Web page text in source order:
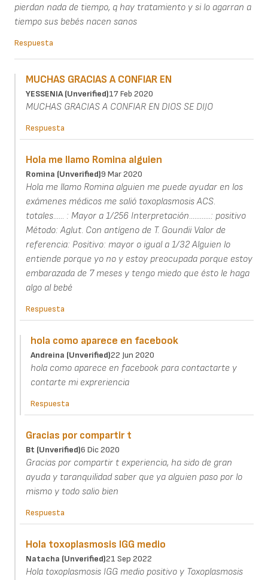
pierdan nada de tiempo, q hay tratamiento y si lo agarran a
tiempo sus bebés nacen sanos
Respuesta
MUCHAS GRACIAS A CONFIAR EN
YESSENIA (unverified)17 Feb 2020
MUCHAS GRACIAS A CONFIAR EN DIOS SE DIJO
Respuesta
Hola me llamo Romina alguien
Romina (unverified)9 Mar 2020
Hola me llamo Romina alguien me puede ayudar en los
exámenes médicos me salió toxoplasmosis ACS.
totales...... : Mayor a 1/256 Interpretación............: positivo
Método: Aglut. Con antígeno de T. Goundii Valor de
referencia: Positivo: mayor o igual a 1/32 Alguien lo
entiende porque yo no y estoy preocupada porque estoy
embarazada de 7 meses y tengo miedo que ésto le haga
algo al bebé
Respuesta
hola como aparece en facebook
Andreina (unverified)22 Jun 2020
hola como aparece en facebook para contactarte y
contarte mi expreriencia
Respuesta
Gracias por compartir t
Bt (unverified)6 Dic 2020
Gracias por compartir t experiencia, ha sido de gran
ayuda y taranquilidad saber que ya alguien paso por lo
mismo y todo salio bien
Respuesta
Hola toxoplasmosis IGG medio
Natacha (unverified)21 Sep 2022
Hola toxoplasmosis IGG medio positivo y Toxoplasmosis